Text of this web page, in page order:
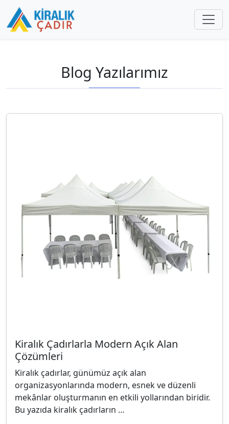
Blog Yazılarımız
Kiralık Çadırlarla Modern Açık Alan
Çözümleri
Kiralık çadırlar, günümüz açık alan
organizasyonlarında modern, esnek ve düzenli
mekânlar oluşturmanın en etkili yollarından biridir.
Bu yazıda kiralık çadırların …